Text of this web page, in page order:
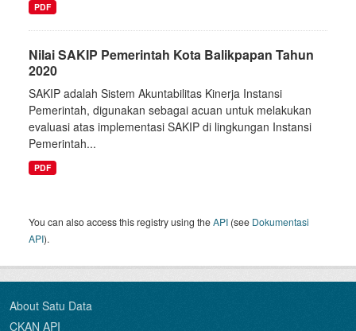
PDF
Nilai SAKIP Pemerintah Kota Balikpapan Tahun
2020
SAKIP adalah Sistem Akuntabilitas Kinerja Instansi
Pemerintah, digunakan sebagai acuan untuk melakukan
evaluasi atas implementasi SAKIP di lingkungan Instansi
Pemerintah...
PDF
You can also access this registry using theAPI (see Dokumentasi
API).
About Satu Data
CKAN API